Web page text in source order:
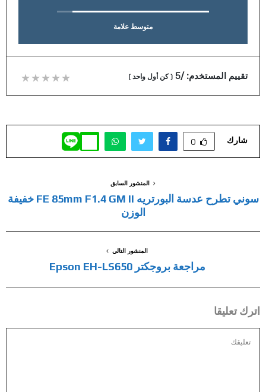
متوسط علامة
تقييم المستخدم:/5
(كن أول واحد )
شارك 0
المنشور السابق
سوني تطرح عدسة البورتريه FE 85mm F1.4 GM II خفيفة
الوزن
المنشور التالي
مراجعة بروجكتر Epson EH-LS650
اترك تعليقا